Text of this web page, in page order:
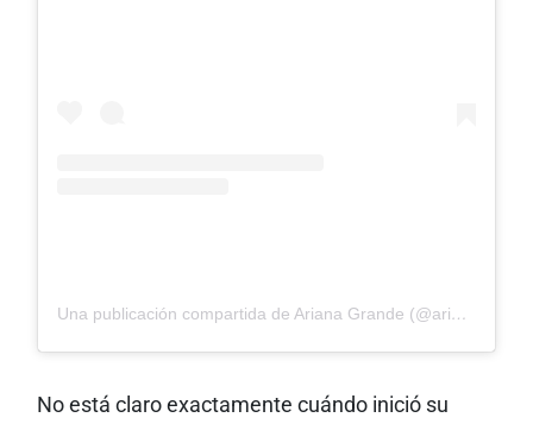
Una publicación compartida de Ariana Grande (@arianagrande)
No está claro exactamente cuándo inició su